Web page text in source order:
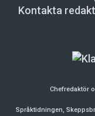
Kontakta
Chefredaktör
Språktidningen,